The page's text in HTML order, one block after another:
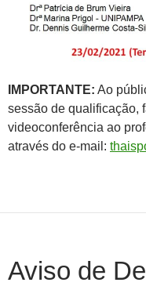
IMPORTANTE: Ao
sessão de qualificação,
videoconferência ao
através do e-mail:
Aviso de